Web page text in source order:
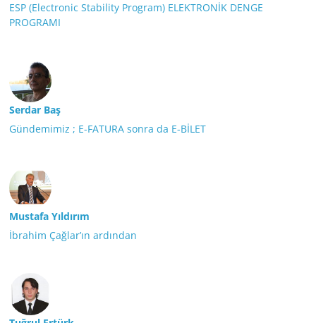
ESP (Electronic Stability Program) ELEKTRONİK DENGE
PROGRAMI
Serdar Baş
Gündemimiz ; E-FATURA sonra da E-BİLET
Mustafa Yıldırım
İbrahim Çağlar’ın ardından